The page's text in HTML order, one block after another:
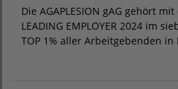
Die AGAPLESION gAG gehört
LEADING EMPLOYER 2024 im
TOP 1% aller Arbeitgebenden in